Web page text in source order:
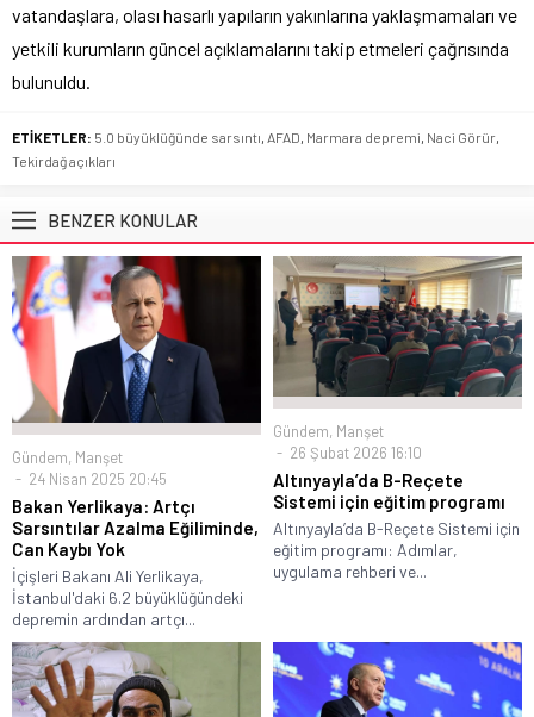
vatandaşlara, olası hasarlı yapıların yakınlarına yaklaşmamaları ve
yetkili kurumların güncel açıklamalarını takip etmeleri çağrısında
bulunuldu.
ETİKETLER: 5.0 büyüklüğünde sarsıntı, AFAD, Marmara depremi, Naci Görür,
Tekirdağ açıkları
BENZER KONULAR
Gündem, Manşet
24 Nisan 2025 20:45
Bakan Yerlikaya: Artçı
Sarsıntılar Azalma Eğiliminde,
Can Kaybı Yok
İçişleri Bakanı Ali Yerlikaya,
İstanbul'daki 6.2 büyüklüğündeki
depremin ardından artçı...
Gündem, Manşet
26 Şubat 2026 16:10
Altınyayla’da B-Reçete
Sistemi için eğitim programı
Altınyayla’da B-Reçete Sistemi için
eğitim programı: Adımlar,
uygulama rehberi ve...